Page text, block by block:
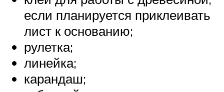
если планируется приклеивать
лист к основанию;
рулетка;
линейка;
карандаш;